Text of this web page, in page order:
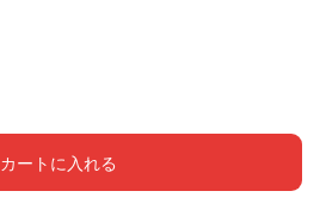
カートに入れる